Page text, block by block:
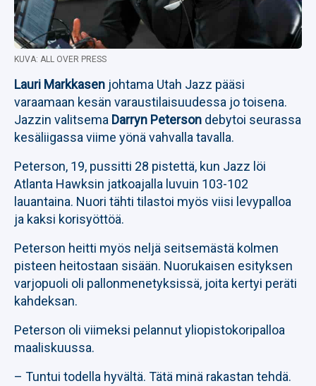
KUVA: ALL OVER PRESS
Lauri Markkasen johtama Utah Jazz pääsi
varaamaan kesän varaustilaisuudessa jo toisena.
Jazzin valitsema Darryn Peterson debytoi seurassa
kesäliigassa viime yönä vahvalla tavalla.
Peterson, 19, pussitti 28 pistettä, kun Jazz löi
Atlanta Hawksin jatkoajalla luvuin 103-102
lauantaina. Nuori tähti tilastoi myös viisi levypalloa
ja kaksi korisyöttöä.
Peterson heitti myös neljä seitsemästä kolmen
pisteen heitostaan sisään. Nuorukaisen esityksen
varjopuoli oli pallonmenetyksissä, joita kertyi peräti
kahdeksan.
Peterson oli viimeksi pelannut yliopistokoripalloa
maaliskuussa.
– Tuntui todella hyvältä. Tätä minä rakastan tehdä.